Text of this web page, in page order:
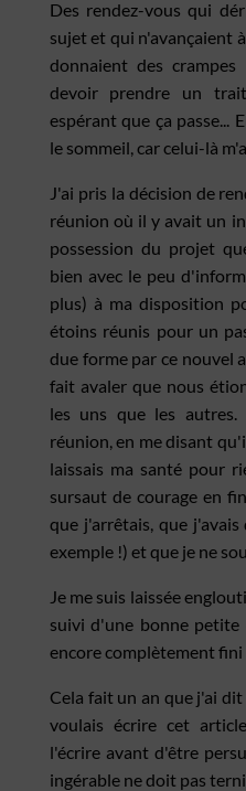
Des rendez-vous qui
sujet et qui n'avançaient
donnaient des
devoir prendre un
espérant que ça passe...
le sommeil, car celui-là
J'ai pris la décision de
réunion où il y avait un
possession du projet
bien avec le peu
plus) à ma disposition
étoins réunis pour un
due forme par ce nouvel
fait avaler que nous
les uns que les
réunion, en me disant
laissais ma santé pour
sursaut de courage en
que j'arrêtais, que
exemple !) et que je ne
Je me suis laissée
suivi d'une bonne petite
encore complètement fini
Cela fait un an que j'ai
voulais écrire cet
l'écrire avant d'être
ingérable ne doit pas